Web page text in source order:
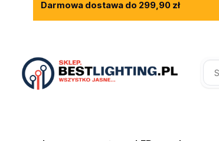
Darmowa dostawa do 299,90 zł
Rewelacyjne opinie klientów
Fachowe doradztwo